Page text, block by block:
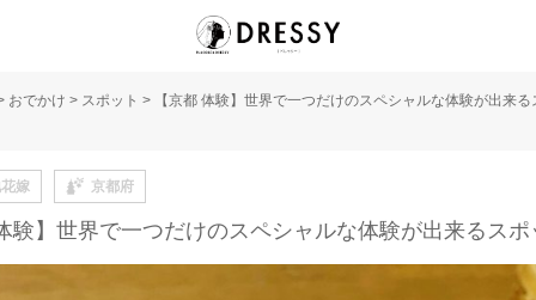
おでかけ > スポット > 【京都 体験】世界で一つだけのスペシャルな体験が出来
嫁 京都府
験】世界で一つだけのスペシャルな体験が出来るスポ